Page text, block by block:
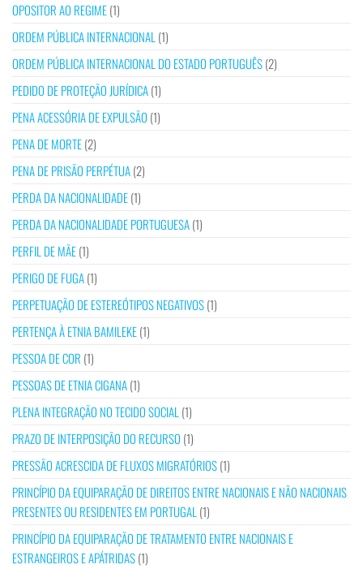
OPOSITOR AO REGIME(1)
ORDEM PÚBLICA INTERNACIONAL (1)
ORDEM PÚBLICA INTERNACIONAL DO ESTADO PORTUGUÊS(2)
PEDIDO DE PROTEÇÃO JURÍDICA(1)
PENA ACESSÓRIA DE EXPULSÃO (1)
PENA DE MORTE(2)
PENA DE PRISÃO PERPÉTUA(2)
PERDA DA NACIONALIDADE(1)
PERDA DA NACIONALIDADE PORTUGUESA(1)
PERFIL DE MÃE(1)
PERIGO DE FUGA(1)
PERPETUAÇÃO DE ESTEREÓTIPOS NEGATIVOS(1)
PERTENÇA À ETNIA BAMILEKE(1)
PESSOA DE COR (1)
PESSOAS DE ETNIA CIGANA(1)
PLENA INTEGRAÇÃO NO TECIDO SOCIAL (1)
PRAZO DE INTERPOSIÇÃO DO RECURSO (1)
PRESSÃO ACRESCIDA DE FLUXOS MIGRATÓRIOS(1)
PRINCÍPIO DA EQUIPARAÇÃO DE DIREITOS ENTRE NACIONAIS E NÃO NACIONAIS
PRESENTES OU RESIDENTES EM PORTUGAL (1)
PRINCÍPIO DA EQUIPARAÇÃO DE TRATAMENTO ENTRE NACIONAIS E
ESTRANGEIROS E APÁTRIDAS(1)